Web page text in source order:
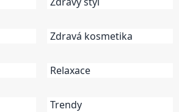
Zdravá kosmetika
Relaxace
Trendy